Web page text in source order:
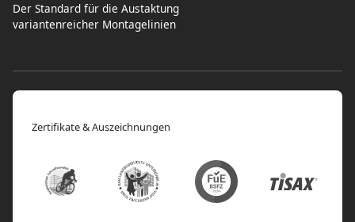
Der Standard für die Austaktung
variantenreicher Montagelinien
Zertifikate & Auszeichnungen